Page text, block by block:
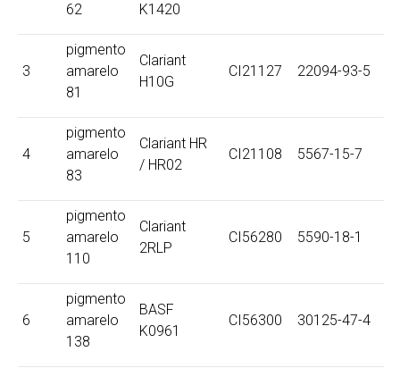
62
K1420
3
pigmento
amarelo
81
Clariant
H10G
CI21127 22094-93-5
4
pigmento
amarelo
83
Clariant HR
/ HR02
CI21108 5567-15-7
5
pigmento
amarelo
110
Clariant
2RLP
CI56280 5590-18-1
6
pigmento
amarelo
138
BASF
K0961
CI56300 30125-47-4